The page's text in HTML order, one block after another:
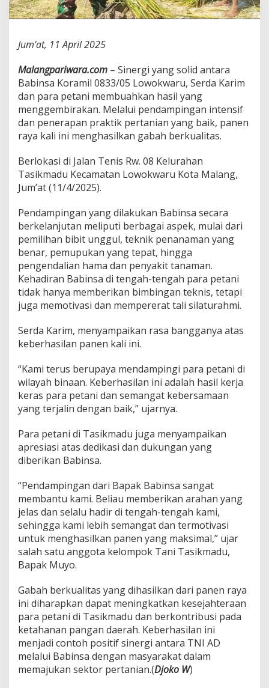
t
a
i
T
s
i
k
a
d
u
a
i
l
a
n
a
b
a
h
B
e
r
u
a
t
a
s
Jum’at, 11 April 2025
Malangpariwara.com – Sinergi yang solid antara
Babinsa Koramil 0833/05 Lowokwaru, Serda Karim
dan para petani membuahkan hasil yang
menggembirakan. Melalui pendampingan intensif
dan penerapan praktik pertanian yang baik, panen
raya kali ini menghasilkan gabah berkualitas.
Berlokasi di Jalan Tenis Rw. 08 Kelurahan
Tasikmadu Kecamatan Lowokwaru Kota Malang,
Jum’at (11/4/2025).
Pendampingan yang dilakukan Babinsa secara
berkelanjutan meliputi berbagai aspek, mulai dari
pemilihan bibit unggul, teknik penanaman yang
benar, pemupukan yang tepat, hingga
pengendalian hama dan penyakit tanaman.
Kehadiran Babinsa di tengah-tengah para petani
tidak hanya memberikan bimbingan teknis, tetapi
juga memotivasi dan mempererat tali silaturahmi.
Serda Karim, menyampaikan rasa bangganya atas
keberhasilan panen kali ini.
“Kami terus berupaya mendampingi para petani di
wilayah binaan. Keberhasilan ini adalah hasil kerja
keras para petani dan semangat kebersamaan
yang terjalin dengan baik,” ujarnya.
Para petani di Tasikmadu juga menyampaikan
apresiasi atas dedikasi dan dukungan yang
diberikan Babinsa.
“Pendampingan dari Bapak Babinsa sangat
membantu kami. Beliau memberikan arahan yang
jelas dan selalu hadir di tengah-tengah kami,
sehingga kami lebih semangat dan termotivasi
untuk menghasilkan panen yang maksimal,” ujar
salah satu anggota kelompok Tani Tasikmadu,
Bapak Muyo.
Gabah berkualitas yang dihasilkan dari panen raya
ini diharapkan dapat meningkatkan kesejahteraan
para petani di Tasikmadu dan berkontribusi pada
ketahanan pangan daerah. Keberhasilan ini
menjadi contoh positif sinergi antara TNI AD
melalui Babinsa dengan masyarakat dalam
memajukan sektor pertanian.(Djoko W)